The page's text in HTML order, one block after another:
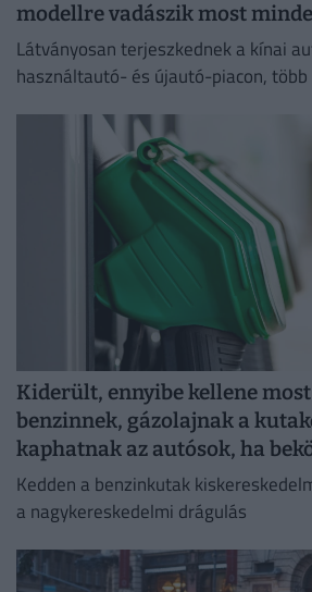
modellre vadászik most
Látványosan terjeszkednek a kínai
használtautó- és újautó-piacon,
tavalyhoz képest.
Kiderült, ennyibe kellene
benzinnek, gázolajnak a
kaphatnak az autósok, ha
Kedden a benzinkutak
a nagykereskedelmi drágulás